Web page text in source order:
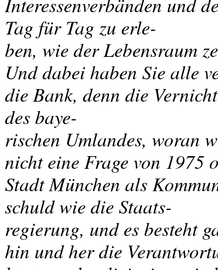
Tag für Tag zu erle-
ben, wie der Lebensraum
Und dabei haben Sie alle
die Bank, denn die
des baye-
rischen Umlandes, woran
nicht eine Frage von 1975
Stadt München als
schuld wie die Staats-
regierung, und es besteht
hin und her die